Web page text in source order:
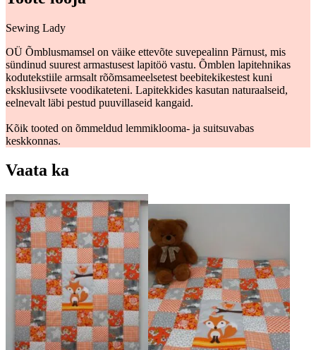
Sewing Lady
OÜ Õmblusmamsel on väike ettevõte suvepealinn Pärnust, mis
sündinud suurest armastusest lapitöö vastu. Õmblen lapitehnikas
kodutekstiile armsalt rõõmsameelsetest beebitekikestest kuni
eksklusiivsete voodikateteni. Lapitekkides kasutan naturaalseid,
eelnevalt läbi pestud puuvillaseid kangaid.
Kõik tooted on õmmeldud lemmiklooma- ja suitsuvabas
keskkonnas.
Vaata ka